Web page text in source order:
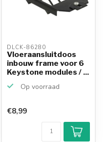
DLCK-86280
Vloeraansluitdoos
inbouw frame voor 6
Keystone modules / ...
Op voorraad
€8,99